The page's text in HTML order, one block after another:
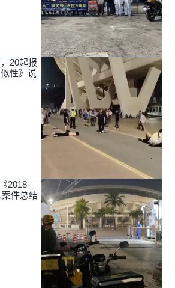
20起报
性》说
2018-
件总结